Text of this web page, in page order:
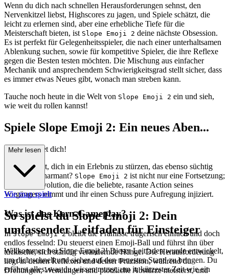
Wenn du dich nach schnellen Herausforderungen sehnst, den
Nervenkitzel liebst, Highscores zu jagen, und Spiele schätzt, die
leicht zu erlernen sind, aber eine erhebliche Tiefe für die
Meisterschaft bieten, ist Slope Emoji 2 deine nächste Obsession.
Es ist perfekt für Gelegenheitsspieler, die nach einer unterhaltsamen
Ablenkung suchen, sowie für kompetitive Spieler, die ihre Reflexe
gegen die Besten testen möchten. Die Mischung aus einfacher
Mechanik und ansprechendem Schwierigkeitsgrad stellt sicher, dass
es immer etwas Neues gibt, wonach man streben kann.
Tauche noch heute in die Welt von Slope Emoji 2 ein und sieh,
wie weit du rollen kannst!
Spiele Slope Emoji 2: Ein neues Aben...
teuer erwartet dich!
Bist du bereit, dich in ein Erlebnis zu stürzen, das ebenso süchtig
macht wie charmant? Slope Emoji 2 ist nicht nur eine Fortsetzung;
es ist eine Evolution, die die beliebte, rasante Action seines
Vorgängers nimmt und ihr einen Schuss pure Aufregung injiziert.
Was ist das Kern-Gameplay?
InSlope Emoji 2bleibt die Prämisse trügerisch einfach und doch
endlos fesselnd: Du steuerst einen Emoji-Ball und führst ihn über
tückische, sich ständig verändernde Hänge. Die Herausforderung
liegt in deinen Reflexen und deiner Präzision, während du
Drehungen, Wendungen und plötzliche Abstürze meisterst, und
Mehr lesen
Wie man spielt
So spielst du Slope Emoji 2: Dein
umfassender Leitfaden für Einsteiger
Willkommen bei Slope Emoji 2! Dieser Leitfaden wurde entwickelt,
um dich schnell und sicher auf den neuesten Stand zu bringen. Du
erfährst alles, was du wissen musst, um in kürzester Zeit wie ein